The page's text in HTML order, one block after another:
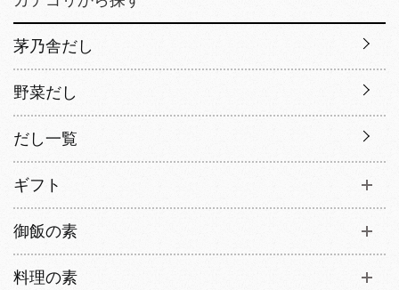
茅乃舎だし
野菜だし
だし一覧
ギフト
御飯の素
料理の素